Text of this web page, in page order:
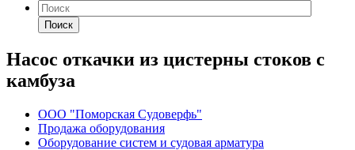
Поиск
Насос откачки из цистерны стоков с
камбуза
ООО "Поморская Судоверфь"
Продажа оборудования
Оборудование систем и судовая арматура